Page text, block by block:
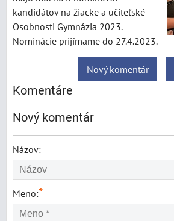
kandidátov na žiacke a učiteľské
Osobnosti Gymnázia 2023.
Nominácie prijímame do 27.4.2023.
Nový komentár
Komentáre
Nový komentár
Názov:
Meno:*